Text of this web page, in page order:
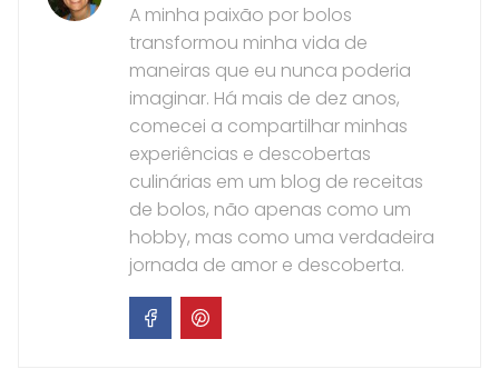
A minha paixão por bolos
transformou minha vida de
maneiras que eu nunca poderia
imaginar. Há mais de dez anos,
comecei a compartilhar minhas
experiências e descobertas
culinárias em um blog de receitas
de bolos, não apenas como um
hobby, mas como uma verdadeira
jornada de amor e descoberta.